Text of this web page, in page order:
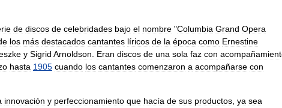
de discos de celebridades bajo el nombre "Columbia Grand Opera
los más destacados cantantes líricos de la época como Ernestine
y Sigrid Arnoldson Eran discos de una sola faz con
hasta 1905 cuando los cantantes comenzaron a acompañarse con
innovación y perfeccionamiento que hacía de sus productos ya sea